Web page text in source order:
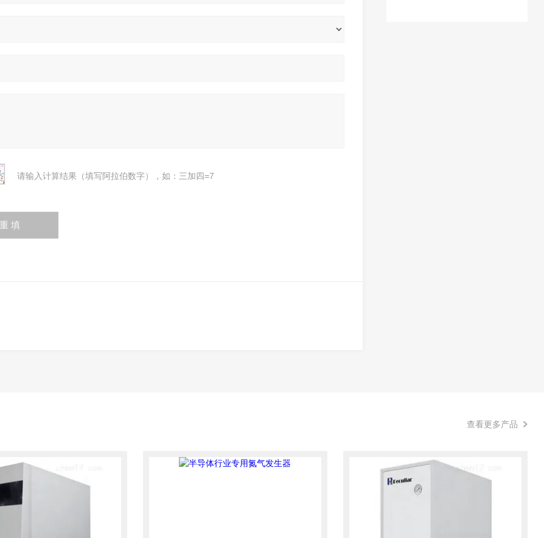
请输入计算结果（填写阿拉伯数字），如：三加四=7
查看更多产品